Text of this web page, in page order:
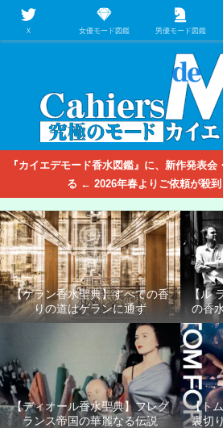
【映画/音楽の中のファッション＆香水】を徹底
パレル業界人のための学
『カイエデモード香水図鑑』に、新作発表
る ← 2026年春よりご依頼が殺到
【ゲラン香水聖典】すべての香
りの道はゲランに通ず
【ル
の香
【ディオール香水聖典】フレグ
ランス帝国の華麗なる伝説
【ト
裏切
Ｘ 女優モード図鑑 男優モード図鑑